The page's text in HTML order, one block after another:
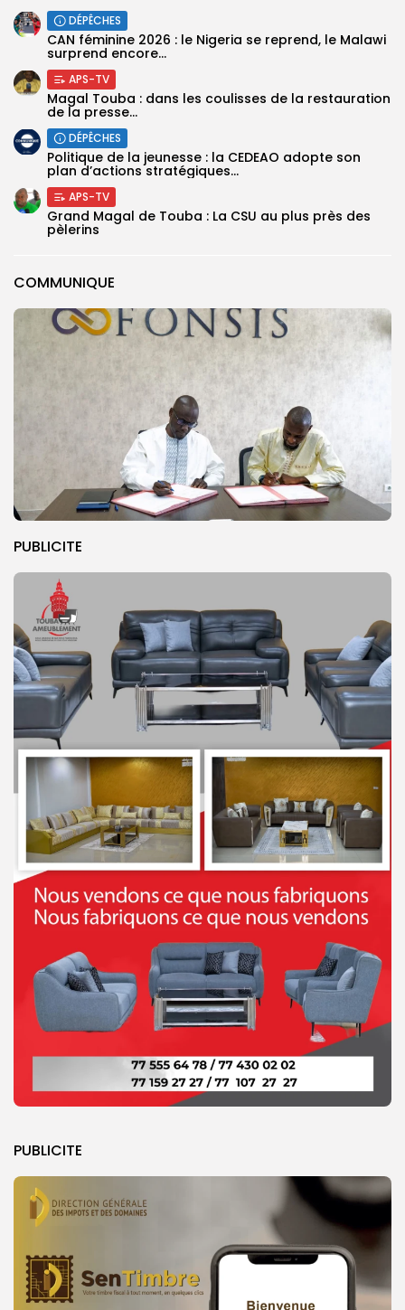
COMMUNIQUE
PUBLICITE
PUBLICITE
DÉPÊCHES
‎CAN féminine 2026 : le Nigeria se reprend, le Malawi
surprend encore...
APS-TV
Magal Touba : dans les coulisses de la restauration
de la presse...
DÉPÊCHES
Politique de la jeunesse : la CEDEAO adopte son
plan d’actions stratégiques...
APS-TV
Grand Magal de Touba : La CSU au plus près des
pèlerins